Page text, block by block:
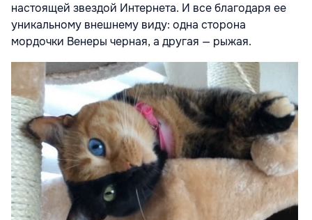
настоящей звездой Интернета. И все благодаря ее
уникальному внешнему виду: одна сторона
мордочки Венеры черная, а другая — рыжая.